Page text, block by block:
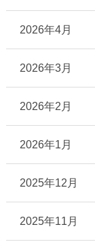
2026年4月
2026年3月
2026年2月
2026年1月
2025年12月
2025年11月